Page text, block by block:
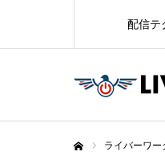
配信テ
ライバーワー